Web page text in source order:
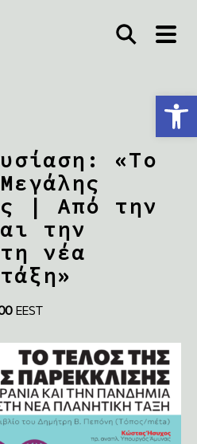
Ανοίξτε τη γραμμή εργαλείων
«Το
| Από την
την
νέα
EEST